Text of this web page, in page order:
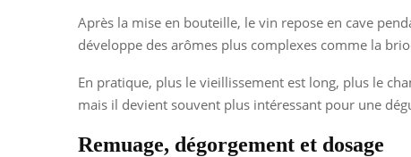
Après la mise en bouteille, le vin repose en cave
développe des arômes plus complexes comme la
En pratique, plus le vieillissement est long, plus le
mais il devient souvent plus intéressant pour une
Remuage, dégorgement et dosage